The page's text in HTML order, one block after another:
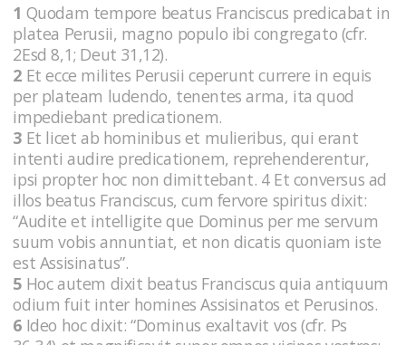
1 Quodam tempore beatus Franciscus predicabat in
platea Perusii, magno populo ibi congregato (cfr.
2Esd 8,1; Deut 31,12).
2 Et ecce milites Perusii ceperunt currere in equis
per plateam ludendo, tenentes arma, ita quod
impediebant predicationem.
3 Et licet ab hominibus et mulieribus, qui erant
intenti audire predicationem, reprehenderentur,
ipsi propter hoc non dimittebant. 4 Et conversus ad
illos beatus Franciscus, cum fervore spiritus dixit:
“Audite et intelligite que Dominus per me servum
suum vobis annuntiat, et non dicatis quoniam iste
est Assisinatus”.
5 Hoc autem dixit beatus Franciscus quia antiquum
odium fuit inter homines Assisinatos et Perusinos.
6 Ideo hoc dixit: “Dominus exaltavit vos (cfr. Ps